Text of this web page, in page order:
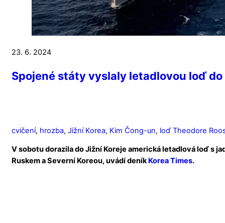
23. 6. 2024
Spojené státy vyslaly letadlovou loď do
cvičení, hrozba, Jižní Korea, Kim Čong-un, loď Theodore
V sobotu dorazila do Jižní Koreje americká letadlová loď s
Ruskem a Severní Koreou, uvádí deníkKorea Times.